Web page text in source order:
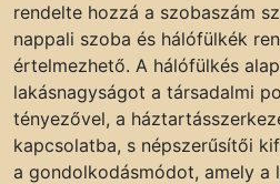
rendelte hozzá a szobaszám
nappali szoba és hálófülkék
értelmezhető. A hálófülkés
lakásnagyságot a társadalmi
tényezővel, a
kapcsolatba, s népszerűsítői
a gondolkodásmódot, amely a